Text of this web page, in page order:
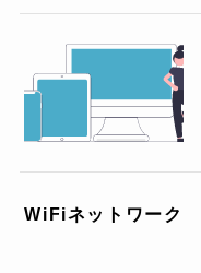
WiFiネットワーク